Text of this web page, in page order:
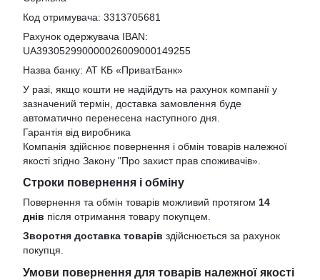
Код отримувача: 3313705681
Рахунок одержувача IBAN:
UA393052990000026009000149255
Назва банку: АТ КБ «ПриватБанк»
У разі, якщо кошти не надійдуть на рахунок компанії у
зазначений термін, доставка замовлення буде
автоматично перенесена наступного дня.
Гарантія від виробника
Компанія здійснює повернення і обмін товарів належної
якості згідно Закону "Про захист прав споживачів»
Строки повернення і обміну
Повернення та обмін товарів можливий протягом 14
днів після отримання товару покупцем.
Зворотня доставка товарів здійснюється за рахунок
покупця.
Умови повернення для товарів належної якості